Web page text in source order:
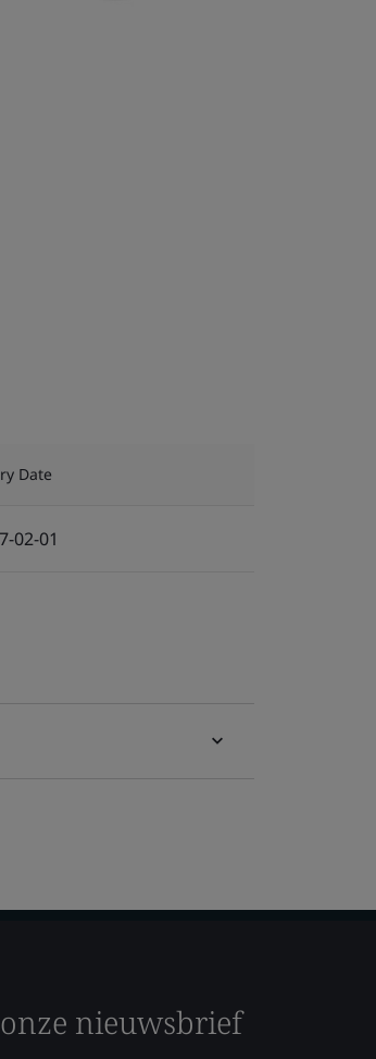
Date
02-01
nieuwsbrief